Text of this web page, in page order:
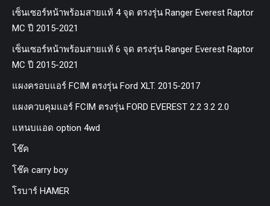
เซ็นเซอร์หน้าพร้อมสายแท้ 4 จุด ตรงรุ่น Ranger Everest Raptor
MC ปี 2015-2021
เซ็นเซอร์หน้าพร้อมสายแท้ 6 จุด ตรงรุ่น Ranger Everest Raptor
MC ปี 2015-2021
แผงครอบแอร์ FCIM ตรงรุ่น Ford XLT. 2015-2017
แผงควบคุมแอร์ FCIM ตรงรุ่น FORD EVEREST 2.2 3.2 2.0
แหนบแอด option 4wd
โช๊ค
โช๊ค carry boy
โรบาร์ HAMER